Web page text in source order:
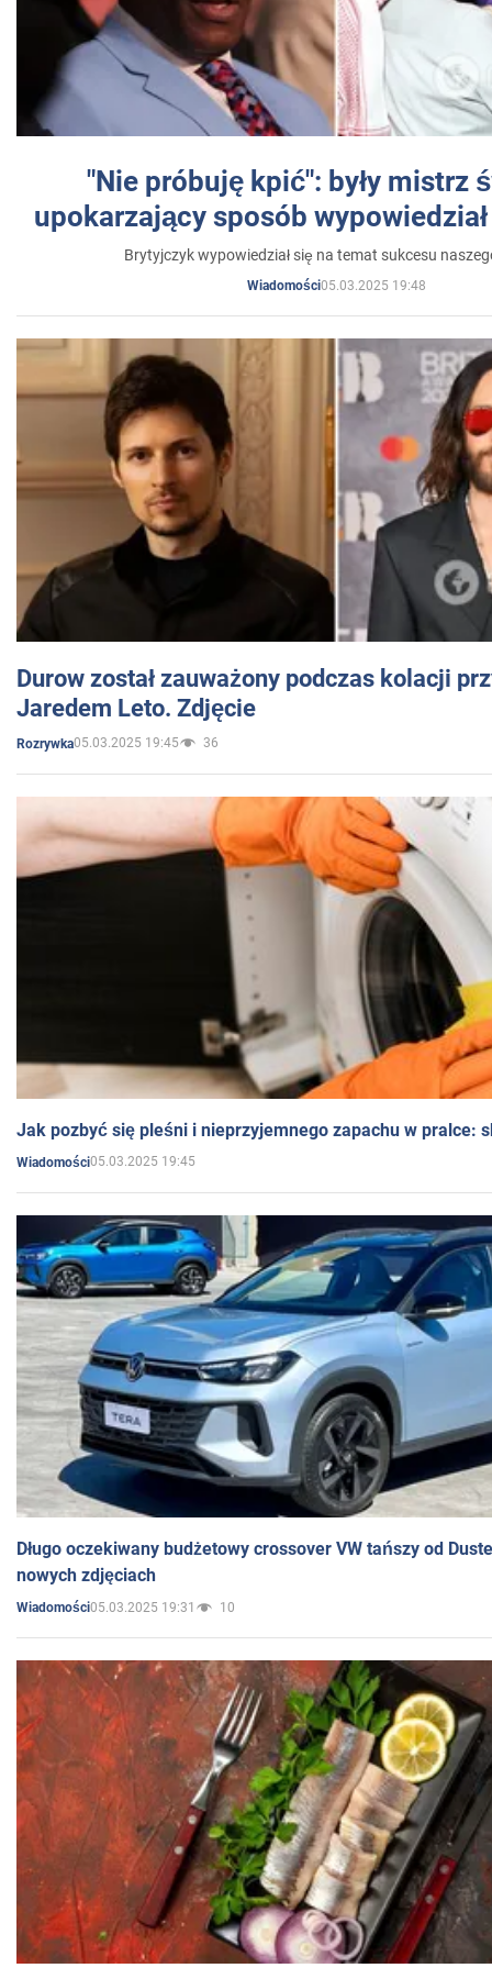
"Nie próbuję kpić": były mistrz
upokarzający sposób
Brytyjczyk wypowiedział się na temat sukcesu
Wiadomości05.03.2025 19:48
Durow został zauważony podczas kolacji
Jaredem Leto. Zdjęcie
Rozrywka05.03.2025 19:45 36
Jak pozbyć się pleśni i nieprzyjemnego zapachu w pralce:
Wiadomości05.03.2025 19:45
Długo oczekiwany budżetowy crossover VW tańszy od
nowych zdjęciach
Wiadomości05.03.2025 19:31 10